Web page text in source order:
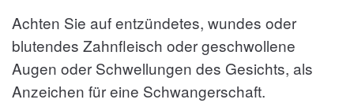
Achten Sie auf entzündetes, wundes oder
blutendes Zahnfleisch oder geschwollene
Augen oder Schwellungen des Gesichts, als
Anzeichen für eine Schwangerschaft.